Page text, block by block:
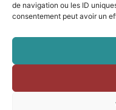
de navigation ou les ID
consentement peut avoir un